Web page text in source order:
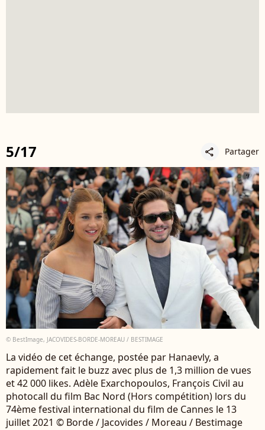
5/17 share Partager
© BestImage, JACOVIDES-BORDE-MOREAU / BESTIMAGE
La vidéo de cet échange, postée par Hanaevly, a
rapidement fait le buzz avec plus de 1,3 million de vues
et 42 000 likes. Adèle Exarchopoulos, François Civil au
photocall du film Bac Nord (Hors compétition) lors du
74ème festival international du film de Cannes le 13
juillet 2021 © Borde / Jacovides / Moreau / Bestimage